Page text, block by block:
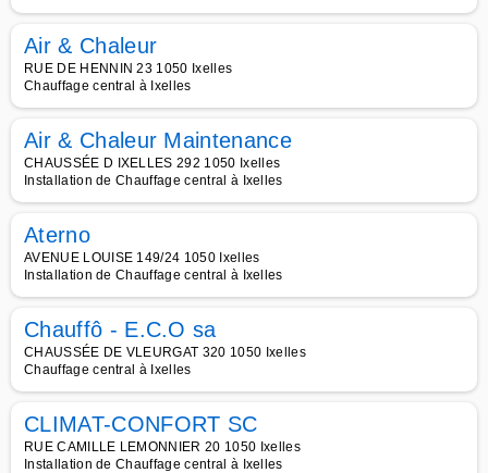
Air & Chaleur
RUE DE HENNIN 23 1050 Ixelles
Chauffage central à Ixelles
Air & Chaleur Maintenance
CHAUSSÉE D IXELLES 292 1050 Ixelles
Installation de Chauffage central à Ixelles
Aterno
AVENUE LOUISE 149/24 1050 Ixelles
Installation de Chauffage central à Ixelles
Chauffô - E.C.O sa
CHAUSSÉE DE VLEURGAT 320 1050 Ixelles
Chauffage central à Ixelles
CLIMAT-CONFORT SC
RUE CAMILLE LEMONNIER 20 1050 Ixelles
Installation de Chauffage central à Ixelles